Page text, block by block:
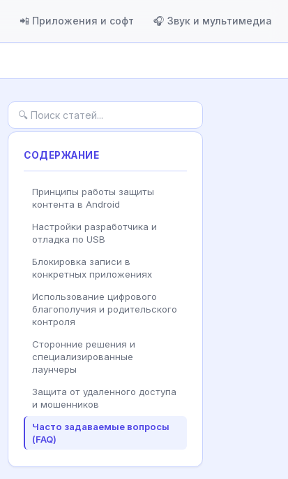
📲 Приложения и софт 🎧 Звук и мультимедиа
СОДЕРЖАНИЕ
Принципы работы защиты
контента в Android
Настройки разработчика и
отладка по USB
Блокировка записи в
конкретных приложениях
Использование цифрового
благополучия и родительского
контроля
Сторонние решения и
специализированные
лаунчеры
Защита от удаленного доступа
и мошенников
Часто задаваемые вопросы
(FAQ)